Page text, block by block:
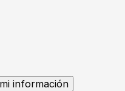
información